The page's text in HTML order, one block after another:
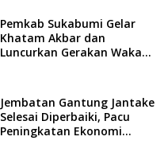
Pemkab Sukabumi Gelar
Khatam Akbar dan
Luncurkan Gerakan Wakaf
Jembatan Gantung Jantake
Selesai Diperbaiki, Pacu
Peningkatan Ekonomi